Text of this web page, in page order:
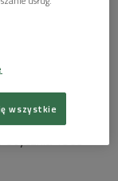
1966
prawdy, po
w życiu" –
stycznia 1985
wszystkie